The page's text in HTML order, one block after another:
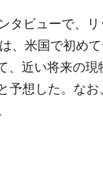
タビューで、
、米国で初め
、近い将来の
予想した。な